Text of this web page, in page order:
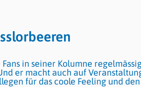
in seiner Kolumne
er macht auch auf
für das coole Feeling und den